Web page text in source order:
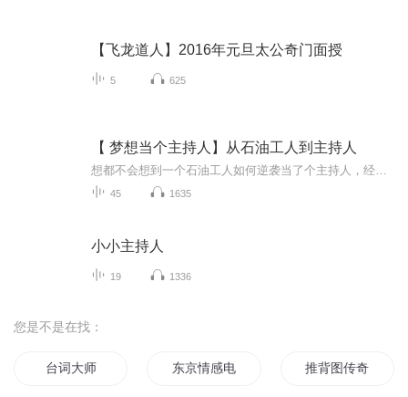
【飞龙道人】2016年元旦太公奇门面授
5 625
【 梦想当个主持人】从石油工人到主持人
45 1635
小小主持人
19 1336
您是不是在找：
台词大师 东京情感电台主持人 推背图传奇